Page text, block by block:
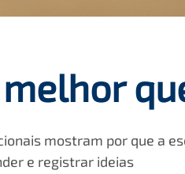
mostram por que a
e registrar ideias